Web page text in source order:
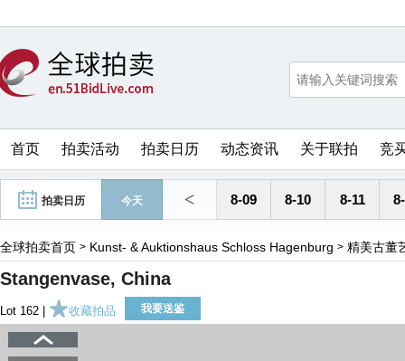
首页 拍卖活动 拍卖日历 动态资讯 关于联拍 竞
拍卖日历 今天 < 8-09 8-10 8-11
全球拍卖首页 > Kunst- & Auktionshaus Schloss Hagenburg > 精美古董
Stangenvase, China
Lot 162 | 收藏拍品 我要送鉴